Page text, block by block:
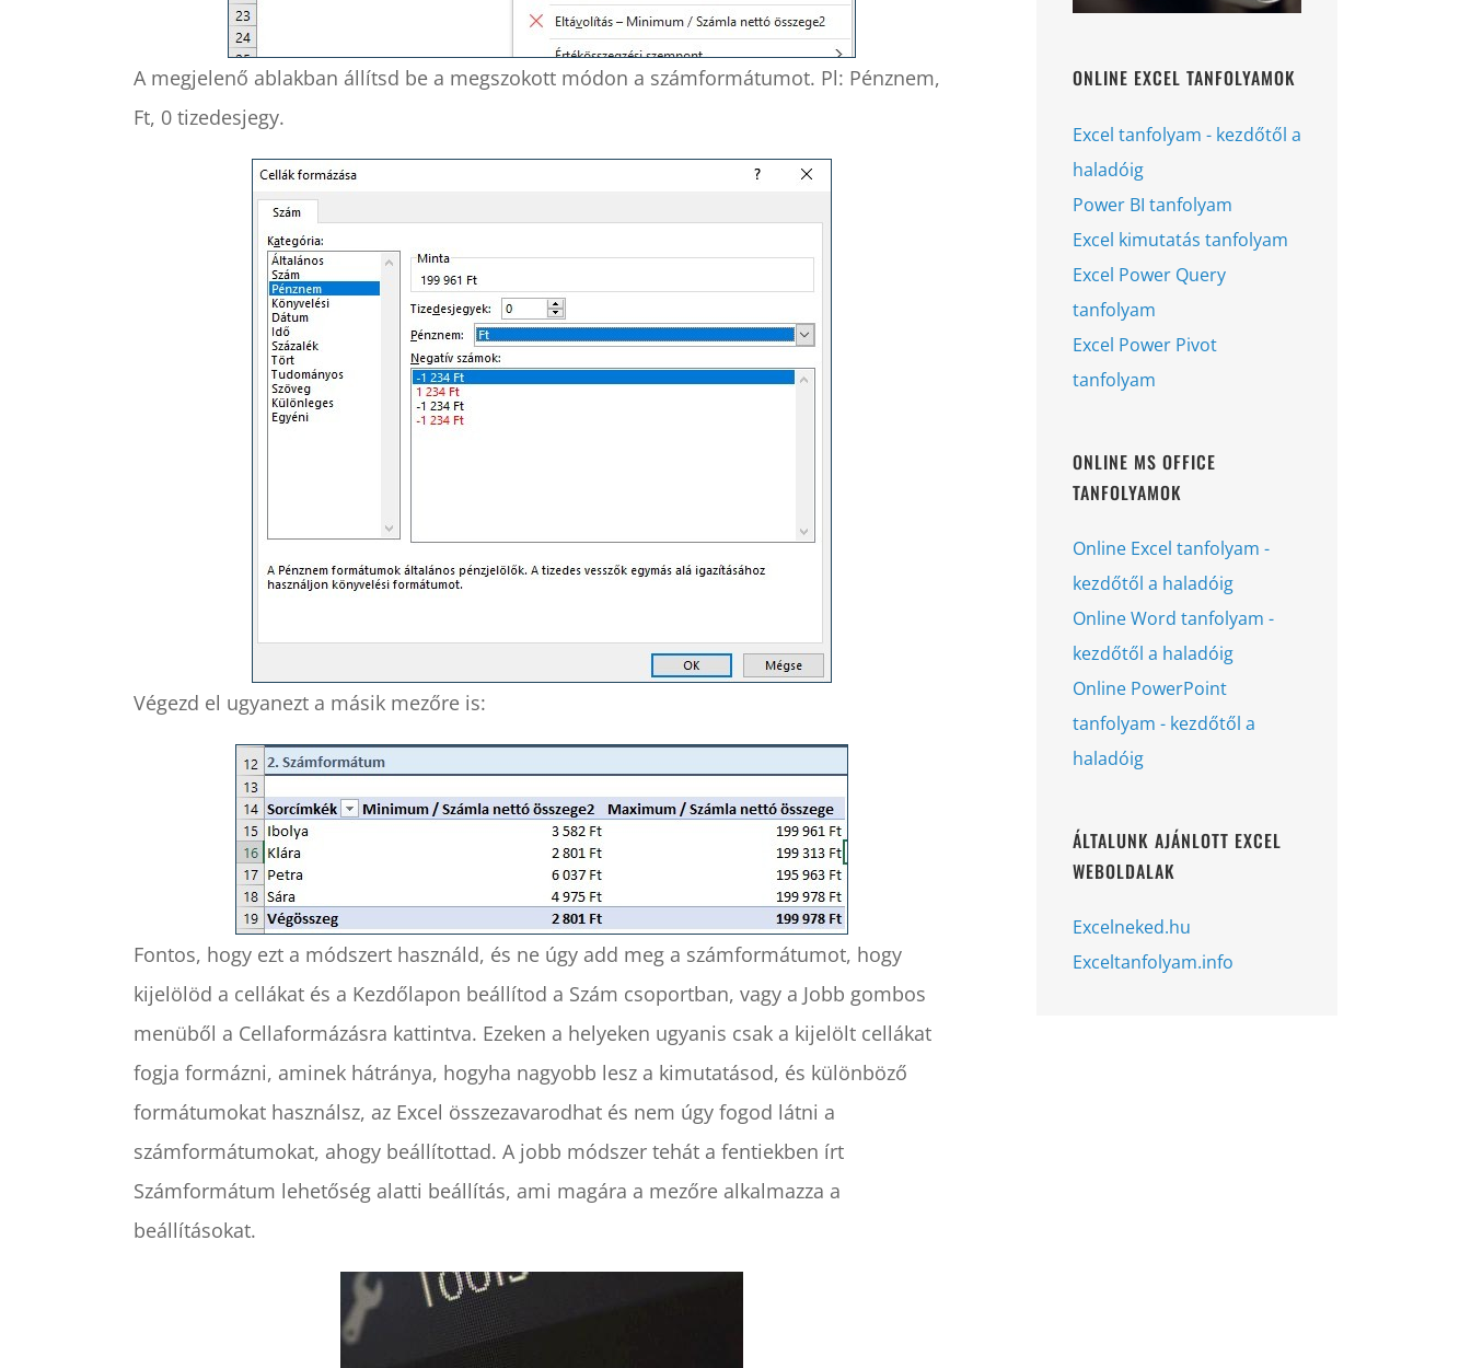
A megjelenő ablakban állítsd be a megszokott módon a számformátumot. Pl: Pénznem,
Ft, 0 tizedesjegy.
Végezd el ugyanezt a másik mezőre is:
Fontos, hogy ezt a módszert használd, és ne úgy add meg a számformátumot, hogy
kijelölöd a cellákat és a Kezdőlapon beállítod a Szám csoportban, vagy a Jobb gombos
menüből a Cellaformázásra kattintva. Ezeken a helyeken ugyanis csak a kijelölt cellákat
fogja formázni, aminek hátránya, hogyha nagyobb lesz a kimutatásod, és különböző
formátumokat használsz, az Excel összezavarodhat és nem úgy fogod látni a
számformátumokat, ahogy beállítottad. A jobb módszer tehát a fentiekben írt
Számformátum lehetőség alatti beállítás, ami magára a mezőre alkalmazza a
beállításokat.
ONLINE EXCEL TANFOLYAMOK
Excel tanfolyam - kezdőtől a
haladóig
Power BI tanfolyam
Excel kimutatás tanfolyam
Excel Power Query
tanfolyam
Excel Power Pivot
tanfolyam
ONLINE MS OFFICE
TANFOLYAMOK
Online Excel tanfolyam -
kezdőtől a haladóig
Online Word tanfolyam -
kezdőtől a haladóig
Online PowerPoint
tanfolyam - kezdőtől a
haladóig
ÁLTALUNK AJÁNLOTT EXCEL
WEBOLDALAK
Excelneked.hu
Exceltanfolyam.info